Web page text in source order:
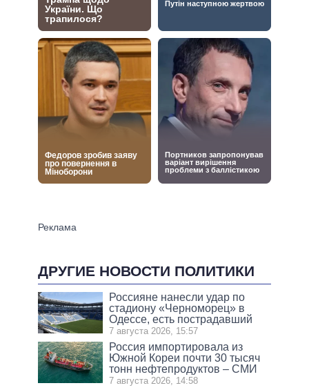
ДРУГИЕ НОВОСТИ ПОЛИТИКИ
Россияне нанесли удар по
стадиону «Черноморец» в
Одессе, есть пострадавший
7 августа 2026, 15:57
Россия импортировала из
Южной Кореи почти 30 тысяч
тонн нефтепродуктов – СМИ
7 августа 2026, 14:58